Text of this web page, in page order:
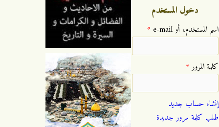
دخول المستخدم
‏اسم المستخدم، أو e-mail ‏ *
‏كلمة المرور ‏*
إنشاء حساب جديد
طلب كلمة مرور جديدة